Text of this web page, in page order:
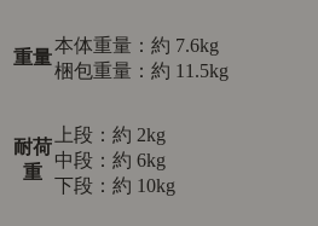
重量
本体重量：約 7.6kg
梱包重量：約 11.5kg
耐荷
重
上段：約 2kg
中段：約 6kg
下段：約 10kg